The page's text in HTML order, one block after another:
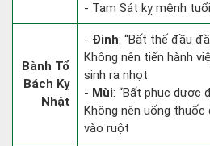
- Tam Sát kỵ mệnh
Bành Tổ
Bách Kỵ
Nhật
- Đinh: “Bất thế đầu
Không nên tiến hành
sinh ra nhọt
- Mùi: “Bất phục dược
Không nên uống
vào ruột